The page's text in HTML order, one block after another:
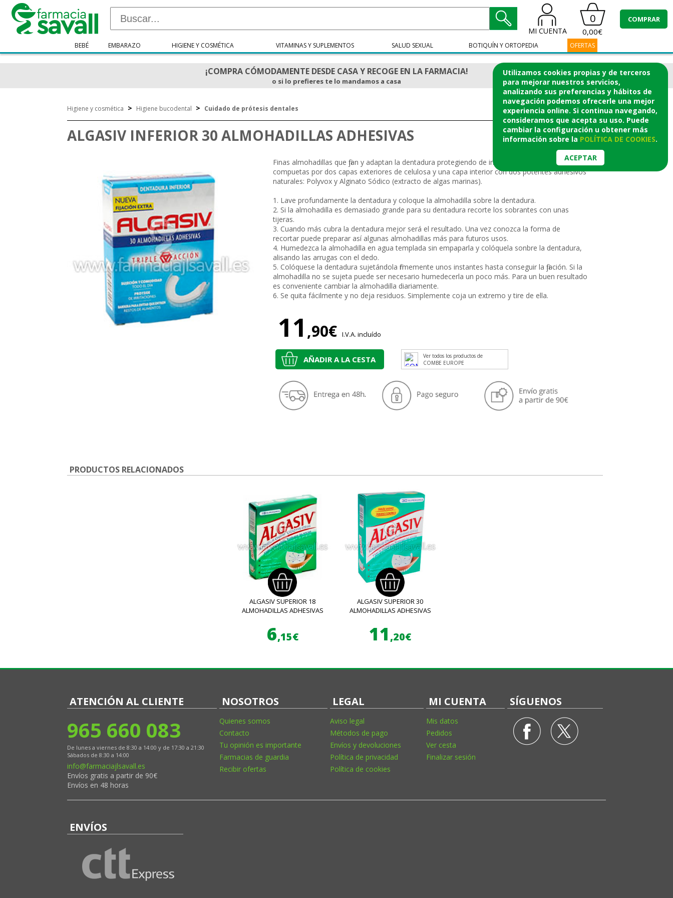
Utilizamos cookies propias y de terceros
para mejorar nuestros servicios,
analizando sus preferencias y hábitos de
navegación podemos ofrecerle una mejor
experiencia online. Si continua navegando,
consideramos que acepta su uso. Puede
cambiar la configuración u obtener más
información sobre la POLÍTICA DE COOKIES.
ACEPTAR
MI CUENTA
0
0,00€
COMPRAR
BEBÉ EMBARAZO HIGIENE Y COSMÉTICA VITAMINAS Y SUPLEMENTOS SALUD SEXUAL BOTIQUÍN Y ORTOPEDIA OFERTAS
¡COMPRA CÓMODAMENTE DESDE CASA Y RECOGE EN LA FARMACIA!
o si lo prefieres te lo mandamos a casa
Higiene y cosmética > Higiene bucodental > Cuidado de prótesis dentales
ALGASIV INFERIOR 30 ALMOHADILLAS ADHESIVAS
Finas almohadillas que fijan y adaptan la dentadura protegiendo de irritaciones y otras molestias,
compuetas por dos capas exteriores de celulosa y una capa interior con dos potentes adhesivos
naturales: Polyvox y Alginato Sódico (extracto de algas marinas).
1. Lave profundamente la dentadura y coloque la almohadilla sobre la dentadura.
2. Si la almohadilla es demasiado grande para su dentadura recorte los sobrantes con unas
tijeras.
3. Cuando más cubra la dentadura mejor será el resultado. Una vez conozca la forma de
recortar puede preparar así algunas almohadillas más para futuros usos.
4. Humedezca la almohadilla en agua templada sin empaparla y colóquela sonbre la dentadura,
alisando las arrugas con el dedo.
5. Colóquese la dentadura sujetándola firmemente unos instantes hasta conseguir la fijación. Si la
almohadilla no se sujeta puede ser necesario humedecerla un poco más. Para un buen resultado
es conveniente cambiar la almohadilla diariamente.
6. Se quita fácilmente y no deja residuos. Simplemente coja un extremo y tire de ella.
11 ,90€ I.V.A. incluído
AÑADIR A LA CESTA
Ver todos los productos de
COMBE EUROPE
PRODUCTOS RELACIONADOS
ALGASIV SUPERIOR 18
ALMOHADILLAS ADHESIVAS
6,15€
ALGASIV SUPERIOR 30
ALMOHADILLAS ADHESIVAS
11 ,20€
ATENCIÓN AL CLIENTE
965 660 083
De lunes a viernes de 8:30 a 14:00 y de 17:30 a 21:30
Sábados de 8:30 a 14:00
info@farmaciajlsavall.es
Envíos gratis a partir de 90€
Envíos en 48 horas
NOSOTROS
Quienes somos
Contacto
Tu opinión es importante
Farmacias de guardia
Recibir ofertas
LEGAL
Aviso legal
Métodos de pago
Envíos y devoluciones
Política de privacidad
Política de cookies
MI CUENTA
Mis datos
Pedidos
Ver cesta
Finalizar sesión
SÍGUENOS
ENVÍOS